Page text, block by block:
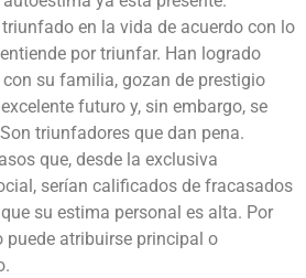
en la vida de acuerdo con lo
por triunfar. Han logrado
su familia, gozan de prestigio
futuro y, sin embargo, se
triunfadores que dan pena.
que, desde la exclusiva
serían calificados de fracasados
su estima personal es alta. Por
atribuirse principal o